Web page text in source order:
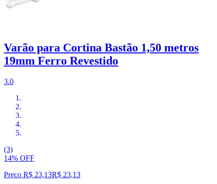
Varão para Cortina Bastão 1,50 metros
19mm Ferro Revestido
3.0
(3)
14% OFF
Preço R$ 23,13R$ 23,13